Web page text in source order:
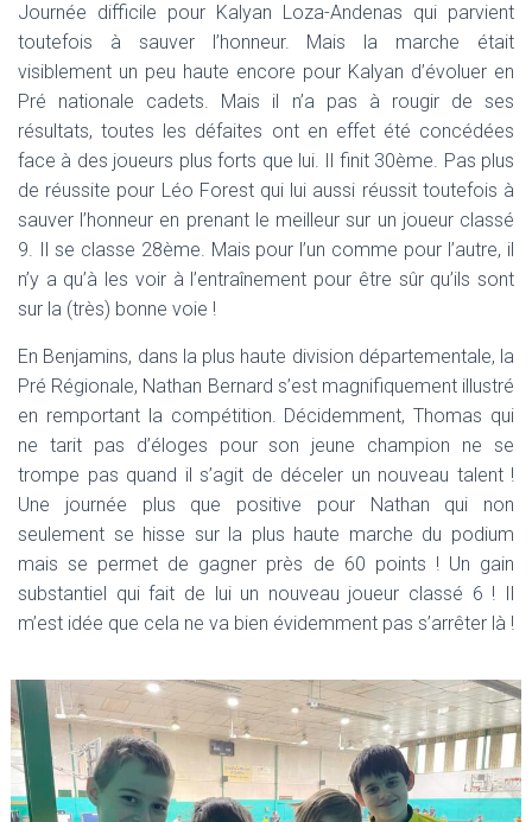
Journée difficile pour Kalyan Loza-Andenas qui parvient
toutefois à sauver l’honneur. Mais la marche était
visiblement un peu haute encore pour Kalyan d’évoluer en
Pré nationale cadets. Mais il n’a pas à rougir de ses
résultats, toutes les défaites ont en effet été concédées
face à des joueurs plus forts que lui. Il finit 30ème. Pas plus
de réussite pour Léo Forest qui lui aussi réussit toutefois à
sauver l’honneur en prenant le meilleur sur un joueur classé
9. Il se classe 28ème. Mais pour l’un comme pour l’autre, il
n’y a qu’à les voir à l’entraînement pour être sûr qu’ils sont
sur la (très) bonne voie !
En Benjamins, dans la plus haute division départementale, la
Pré Régionale, Nathan Bernard s’est magnifiquement illustré
en remportant la compétition. Décidemment, Thomas qui
ne tarit pas d’éloges pour son jeune champion ne se
trompe pas quand il s’agit de déceler un nouveau talent !
Une journée plus que positive pour Nathan qui non
seulement se hisse sur la plus haute marche du podium
mais se permet de gagner près de 60 points ! Un gain
substantiel qui fait de lui un nouveau joueur classé 6 ! Il
m’est idée que cela ne va bien évidemment pas s’arrêter là !